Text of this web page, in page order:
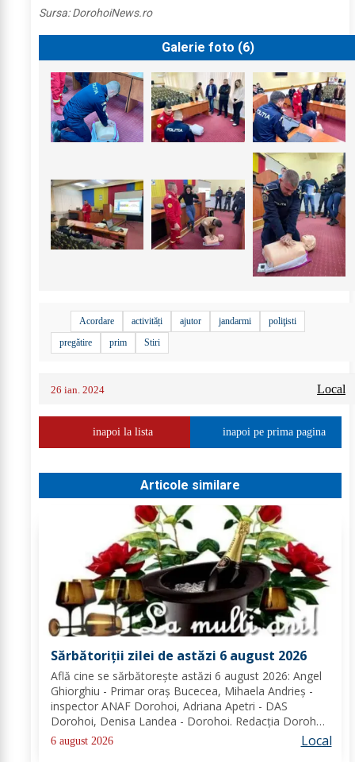
Sursa:DorohoiNews.ro
Galerie foto (6)
Acordare activități ajutor jandarmi
poliţisti
pregătire
prim Stiri
26 ian. 2024 Local
inapoi la lista inapoi pe prima pagina
Articole similare
Sărbătoriții zilei de astăzi 6 august 2026
Află cine se sărbătoreşte astăzi 6 august 2026: Angel
Ghiorghiu - Primar oraș Bucecea, Mihaela Andrieș -
inspector ANAF Dorohoi, Adriana Apetri - DAS
Dorohoi, Denisa Landea - Dorohoi. Redacția Dorohoi
News urează tuturor La mulți ani! Completează lista
sărbătoriților din Dorohoi, la...
6 august 2026 Local